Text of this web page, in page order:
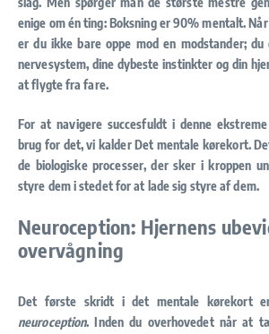
enige om én ting: Boksning er 90% mentalt.
er du ikke bare oppe mod en modstander;
nervesystem, dine dybeste instinkter og din
at flygte fra fare.
For at navigere succesfuldt i denne
brug for det, vi kalderDet mentale kørekort.
de biologiske processer, der sker i kroppen
styre dem i stedet for at lade sig styre af dem.
Neuroception: Hjernens
overvågning
Det første skridt i det mentale kørekort
neuroception. Inden du overhovedet når at